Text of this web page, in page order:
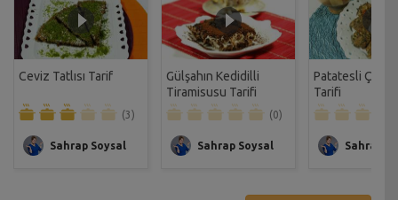
Ceviz Tatlısı Tarif
(3)
Sahrap Soysal
Gülşahın Kedidilli
Tiramisusu Tarifi
(0)
Sahrap Soysal
Patatesli Çıtır
Tarifi
Sahrap